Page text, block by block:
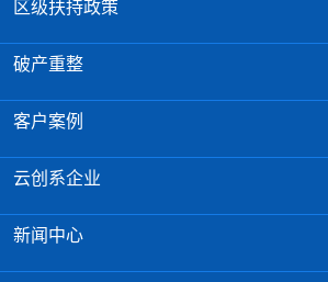
区级扶持政策
破产重整
客户案例
云创系企业
新闻中心